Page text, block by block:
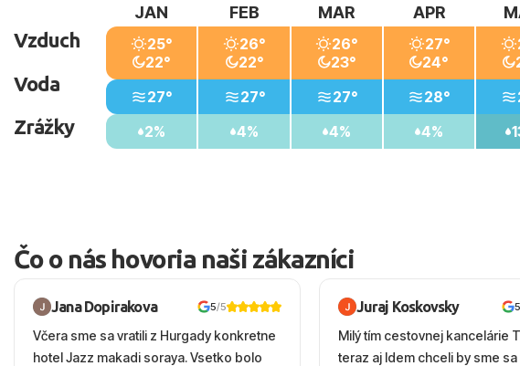
Vzduch
Voda
Zrážky
JAN
25°
22°
27°
2%
FEB
26°
22°
27°
4%
MAR
26°
23°
27°
4%
APR
27°
24°
28°
4%
Čo o nás hovoria naši zákazníci
Jana Dopirakova 5/5
Včera sme sa vratili z Hurgady konkretne
hotel Jazz makadi soraya. Vsetko bolo
Juraj Koskovsky 5
Milý tím cestovnej kancelárie
teraz aj Idem chceli by sme sa